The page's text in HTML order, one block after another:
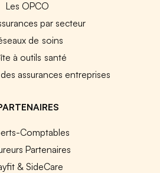
Les OPCO
par secteur
de soins
à outils santé
assurances entreprises
Comptables
Partenaires
& SideCare